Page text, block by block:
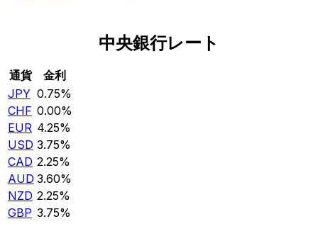
中央銀行レート
通貨
金利
JPY 0.75%
CHF 0.00%
EUR 4.25%
USD 3.75%
CAD 2.25%
AUD 3.60%
NZD 2.25%
GBP 3.75%